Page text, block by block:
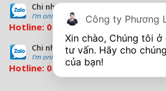
Chi nhánh Đà Nẵng
I'm online
Hotline: 0963 544 563
I'm
Chi nhánh Bình Dương
I'm online
Hotline: 0933 569 039
Công ty Phương
Xin chào, Chúng tôi ở
tư vấn. Hãy cho